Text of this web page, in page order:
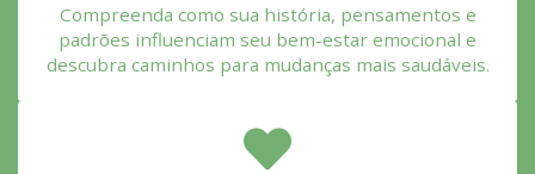
Compreenda como sua história, pensamentos e
padrões influenciam seu bem-estar emocional e
descubra caminhos para mudanças mais saudáveis.